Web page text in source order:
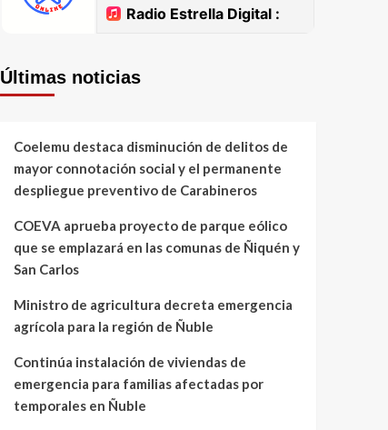
Últimas noticias
Coelemu destaca disminución de delitos de
mayor connotación social y el permanente
despliegue preventivo de Carabineros
COEVA aprueba proyecto de parque eólico
que se emplazará en las comunas de Ñiquén y
San Carlos
Ministro de agricultura decreta emergencia
agrícola para la región de Ñuble
Continúa instalación de viviendas de
emergencia para familias afectadas por
temporales en Ñuble